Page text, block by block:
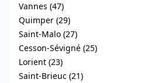
Vannes (47)
Quimper (29)
Saint-Malo (27)
Cesson-Sévigné (25)
Lorient (23)
Saint-Brieuc (21)